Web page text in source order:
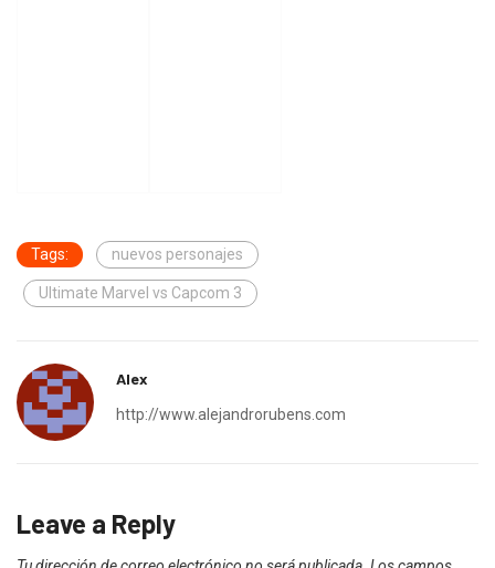
Tags: nuevos personajes
Ultimate Marvel vs Capcom 3
Alex
http://www.alejandrorubens.com
Leave a Reply